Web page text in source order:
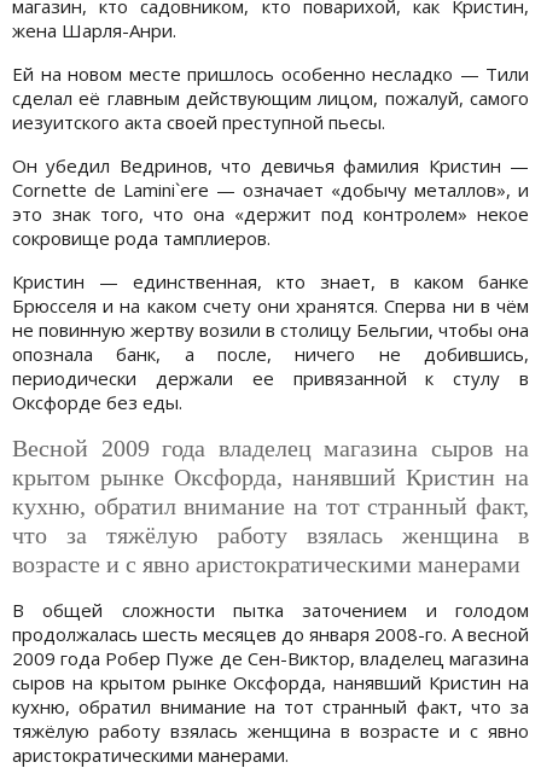
магазин, кто садовником, кто поварихой, как Кристин,
жена Шарля-Анри.
Ей на новом месте пришлось особенно несладко — Тили
сделал её главным действующим лицом, пожалуй, самого
иезуитского акта своей преступной пьесы.
Он убедил Ведринов, что девичья фамилия Кристин —
Cornette de Lamini`ere — означает «добычу металлов», и
это знак того, что она «держит под контролем» некое
сокровище рода тамплиеров.
Кристин — единственная, кто знает, в каком банке
Брюсселя и на каком счету они хранятся. Сперва ни в чём
не повинную жертву возили в столицу Бельгии, чтобы она
опознала банк, а после, ничего не добившись,
периодически держали ее привязанной к стулу в
Оксфорде без еды.
Весной 2009 года владелец магазина сыров на
крытом рынке Оксфорда, нанявший Кристин на
кухню, обратил внимание на тот странный факт,
что за тяжёлую работу взялась женщина в
возрасте и с явно аристократическими манерами
В общей сложности пытка заточением и голодом
продолжалась шесть месяцев до января 2008-го. А весной
2009 года Робер Пуже де Сен-Виктор, владелец магазина
сыров на крытом рынке Оксфорда, нанявший Кристин на
кухню, обратил внимание на тот странный факт, что за
тяжёлую работу взялась женщина в возрасте и с явно
аристократическими манерами.